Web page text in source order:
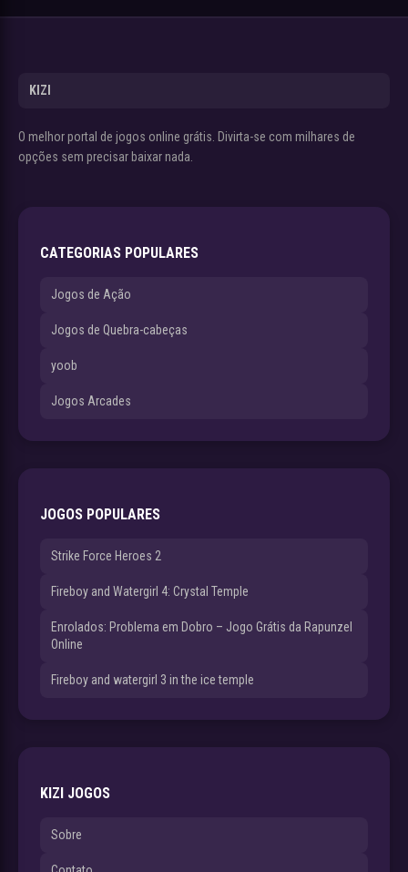
KIZI
O melhor portal de jogos online grátis. Divirta-se com milhares de
opções sem precisar baixar nada.
CATEGORIAS POPULARES
Jogos de Ação
Jogos de Quebra-cabeças
yoob
Jogos Arcades
JOGOS POPULARES
Strike Force Heroes 2
Fireboy and Watergirl 4: Crystal Temple
Enrolados: Problema em Dobro – Jogo Grátis da Rapunzel
Online
Fireboy and watergirl 3 in the ice temple
KIZI JOGOS
Sobre